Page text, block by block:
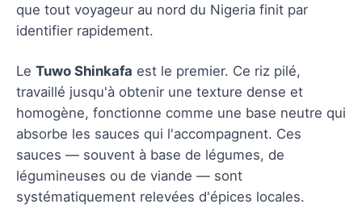
que tout voyageur au nord du Nigeria finit par
identifier rapidement.
Le Tuwo Shinkafa est le premier. Ce riz pilé,
travaillé jusqu'à obtenir une texture dense et
homogène, fonctionne comme une base neutre qui
absorbe les sauces qui l'accompagnent. Ces
sauces — souvent à base de légumes, de
légumineuses ou de viande — sont
systématiquement relevées d'épices locales.